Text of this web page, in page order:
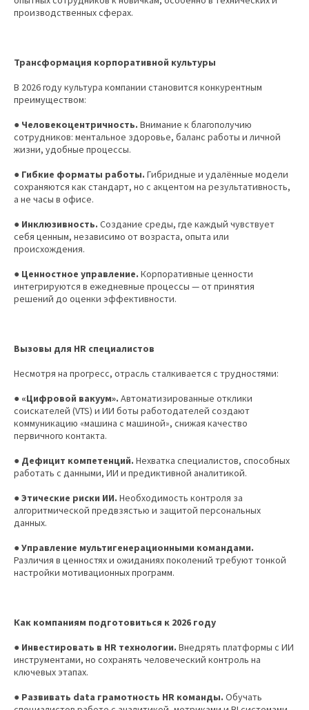
производственных сферах.
Трансформация корпоративной культуры
В 2026 году культура компании становится конкурентным
преимуществом:
● Человекоцентричность. Внимание к благополучию
сотрудников: ментальное здоровье, баланс работы и личной
жизни, удобные процессы.
● Гибкие форматы работы. Гибридные и удалённые модели
сохраняются как стандарт, но с акцентом на результативность,
а не часы в офисе.
● Инклюзивность. Создание среды, где каждый чувствует
себя ценным, независимо от возраста, опыта или
происхождения.
● Ценностное управление. Корпоративные ценности
интегрируются в ежедневные процессы — от принятия
решений до оценки эффективности.
Вызовы для HR специалистов
Несмотря на прогресс, отрасль сталкивается с трудностями:
● «Цифровой вакуум». Автоматизированные отклики
соискателей (VTS) и ИИ боты работодателей создают
коммуникацию «машина с машиной», снижая качество
первичного контакта.
● Дефицит компетенций. Нехватка специалистов, способных
работать с данными, ИИ и предиктивной аналитикой.
●Этические риски ИИ. Необходимость контроля за
алгоритмической предвзястью и защитой персональных
данных.
●Управление мультигенерационными командами.
Различия в ценностях и ожиданиях поколений требуют тонкой
настройки мотивационных программ.
Как компаниям подготовиться к 2026 году
● Инвестировать в HR технологии. Внедрять платформы с ИИ
инструментами, но сохранять человеческий контроль на
ключевых этапах.
● Развивать data грамотность HR команды. Обучать